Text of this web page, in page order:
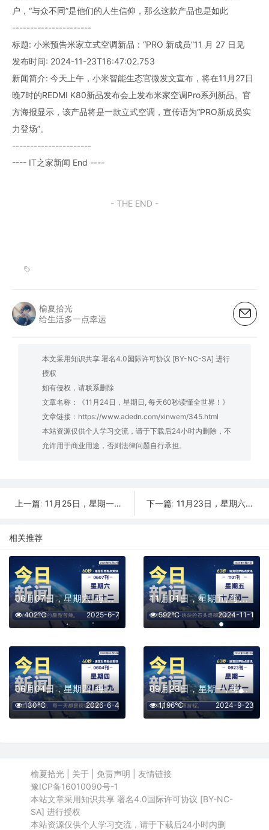
户，“与众不同”是他们的人生信仰，那么这款产品也是如此
----------------------
标题: 小米预告米家立式空调新品：“PRO 新成员”11 月 27 日见
发布时间: 2024-11-23T16:47:02.753
新闻简介: 今天上午，小米智能生态官微发文宣布，将在11月27日
晚7时的REDMI K80新品发布会上发布米家空调Pro系列新品。官
方海报显示，该产品将是一款立式空调，宣传语为“PRO新成员实
力登场”。
----------------------
---- IT之家新闻 End ----
- THE END -
榆夏拾光
给生活多一点幸运
本文采用知识共享 署名4.0国际许可协议 [BY-NC-SA] 进行
授权
如有侵权，请联系删除
文章名称：《11月24日，星期日, 每天60秒读懂全世界！》
文章链接： https://www.adedn.com/xinwem/345.html
本站资源仅供个人学习交流，请于下载后24小时内删除，不
允许用于商业用途，否则法律问题自行承担。
上一篇: 11月25日，星期一, 每天60秒读懂全世界！ 下一篇: 11月23日，星期六, 每天60秒读懂全世界！
相关推荐
06月07日，星期六, 每天60秒读懂全世界！
2025-6-7
402℃
11月01日，星期五, 每天60秒读懂全世界！
2024-11-1
592℃
06月04日，星期四, 每天60秒读懂全世界！
2026-6-4
130℃
09月23日，星期一, 每天60秒读懂全世界！
2024-9-23
1,196℃
榆夏拾光| 关于| 免责声明
友情链接
豫ICP备16010090号-1
本站文章采用知识共享 署名4.0国际许可协议 [BY-NC-
SA] 进行授权
本站资源仅供个人学习交流，请于下载后24小时内删